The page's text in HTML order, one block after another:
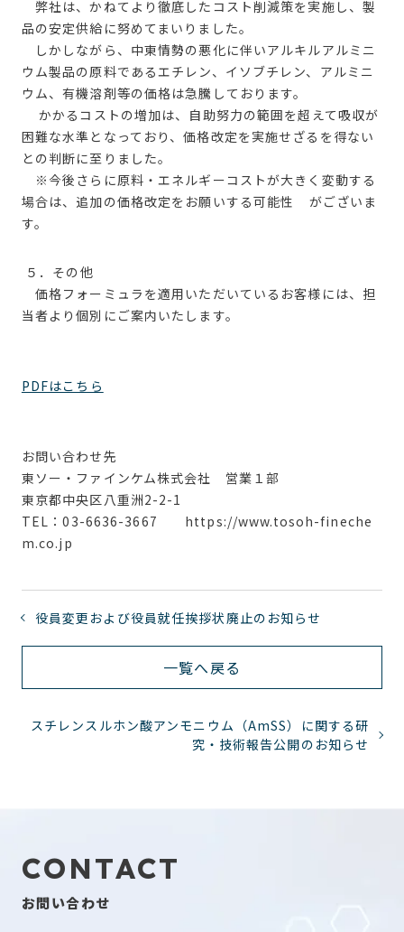
弊社は、かねてより徹底したコスト削減策を実施し、製
品の安定供給に努めてまいりました。
しかしながら、中東情勢の悪化に伴いアルキルアルミニ
ウム製品の原料であるエチレン、イソブチレン、アルミニ
ウム、有機溶剤等の価格は急騰しております。
かかるコストの増加は、自助努力の範囲を超えて吸収が
困難な水準となっており、価格改定を実施せざるを得ない
との判断に至りました。
※今後さらに原料・エネルギーコストが大きく変動する
場合は、追加の価格改定をお願いする可能性 がございま
す。
５ ．その他
価格フォーミュラを適用いただいているお客様には、担
当者より個別にご案内いたします。
PDFはこちら
お問い合わせ先
東ソー・ファインケム株式会社 営業１部
東京都中央区八重洲2-2-1
TEL ：03-6636-3667 https://www.tosoh-fineche
m.co.jp
役員変更および役員就任挨拶状廃止のお知らせ
一覧へ戻る
スチレンスルホン酸アンモニウム（AmSS）に関する研
究・技術報告公開のお知らせ
CONTACT
お問い合わせ